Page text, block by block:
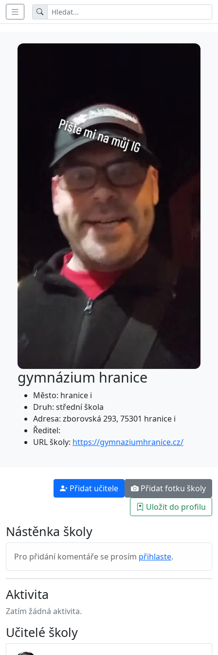
gymnázium hranice
Město: hranice i
Druh: střední škola
Adresa: zborovská 293, 75301 hranice i
Ředitel:
URL školy: https://gymnaziumhranice.cz/
Přidat učitele
Přidat fotku školy
Uložit do profilu
Nástěnka školy
Pro přidání komentáře se prosím přihlaste.
Aktivita
Zatím žádná aktivita.
Učitelé školy